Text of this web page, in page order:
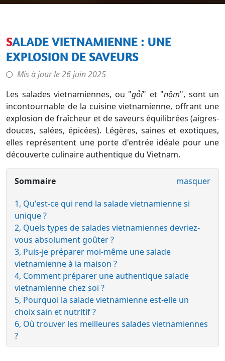
SALADE VIETNAMIENNE : UNE
EXPLOSION DE SAVEURS
Mis à jour le26 juin 2025
Les salades vietnamiennes, ou "gỏi" et "nộm", sont un
incontournable de la cuisine vietnamienne, offrant une
explosion de fraîcheur et de saveurs équilibrées (aigres-
douces, salées, épicées). Légères, saines et exotiques,
elles représentent une porte d'entrée idéale pour une
découverte culinaire authentique du Vietnam.
Sommaire masquer
1, Qu'est-ce qui rend la salade vietnamienne si
unique ?
2, Quels types de salades vietnamiennes devriez-
vous absolument goûter ?
3, Puis-je préparer moi-même une salade
vietnamienne à la maison ?
4, Comment préparer une authentique salade
vietnamienne chez soi ?
5, Pourquoi la salade vietnamienne est-elle un
choix sain et nutritif ?
6, Où trouver les meilleures salades vietnamiennes
?